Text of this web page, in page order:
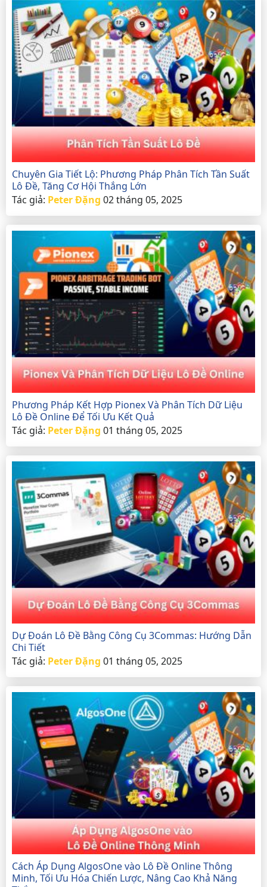
Chuyên Gia Tiết Lộ: Phương Pháp Phân Tích Tần Suất
Lô Đề, Tăng Cơ Hội Thắng Lớn
Tác giả: Peter Đặng 02 tháng 05, 2025
Phương Pháp Kết Hợp Pionex Và Phân Tích Dữ Liệu
Lô Đề Online Để Tối Ưu Kết Quả
Tác giả: Peter Đặng 01 tháng 05, 2025
Dự Đoán Lô Đề Bằng Công Cụ 3Commas: Hướng Dẫn
Chi Tiết
Tác giả: Peter Đặng 01 tháng 05, 2025
Cách Áp Dụng AlgosOne vào Lô Đề Online Thông
Minh, Tối Ưu Hóa Chiến Lược, Nâng Cao Khả Năng